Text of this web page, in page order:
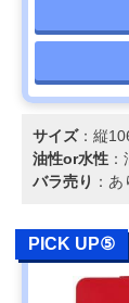
サイズ：縦
油性or水性
バラ売り ：あ
PICK UP⑤